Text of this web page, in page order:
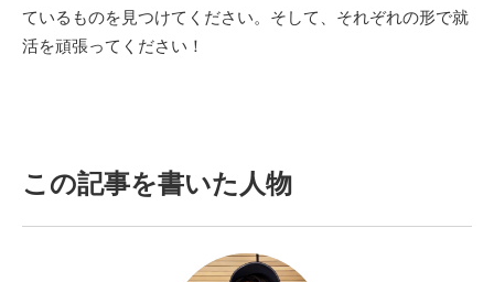
ているものを見つけてください。そして、それぞれの形で就
活を頑張ってください！
この記事を書いた人物